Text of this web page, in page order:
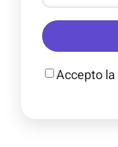
Accepto la